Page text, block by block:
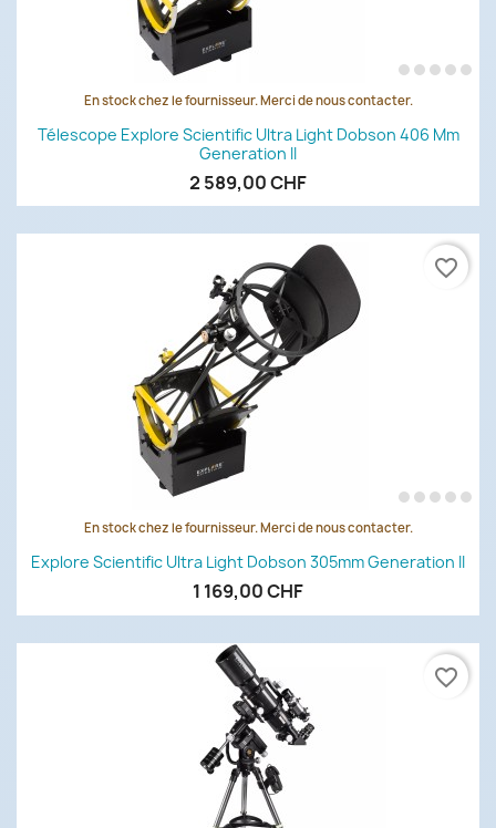
En stock chez le fournisseur. Merci de nous contacter.
Télescope Explore Scientific Ultra Light Dobson 406 Mm
Generation II
2 589,00 CHF
En stock chez le fournisseur. Merci de nous contacter.
Explore Scientific Ultra Light Dobson 305mm Generation II
1 169,00 CHF
favorite_border
favorite_border